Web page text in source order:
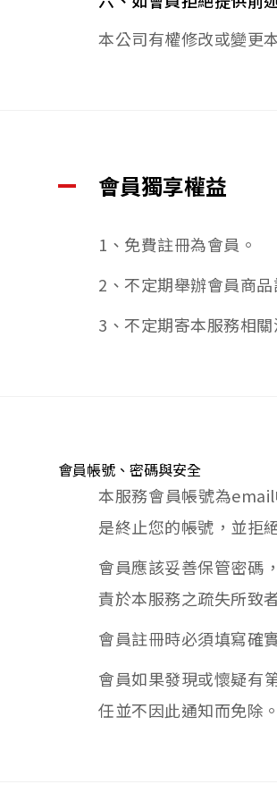
本公司有權修改或變更
會員獨享權益
1、免費註冊為會員。
2、不定期舉辦會員商品
3、不定期寄本服務相
會員帳號、密碼與安全
本服務會員帳號為
是終止您的帳號，並拒
會員應該妥善保管密碼
責於本服務之疏失所致
會員註冊時必須填寫確
會員如果發現或懷疑有
任並不因此通知而免除。